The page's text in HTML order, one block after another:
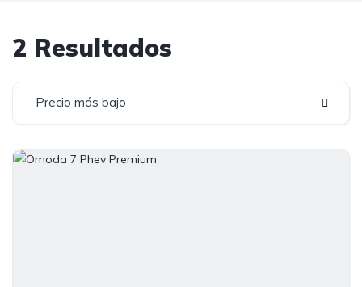
2 Resultados
Precio más bajo